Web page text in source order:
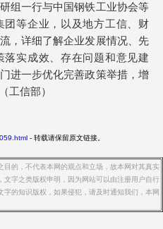
组一行与中国钢铁工业协会等
等企业，以及地方工信、财
，详细了解企业发展情况、先
实成效、存在问题和意见建
进一步优化完善政策举措，增
工信部）
- 转载请保留原文链接。
的，不代表本网的观点和立场，故本网对其真实
字之类版权申明，因为网站可以由注册用户自行
字的知识版权，如果侵犯，请及时通知我们，本网